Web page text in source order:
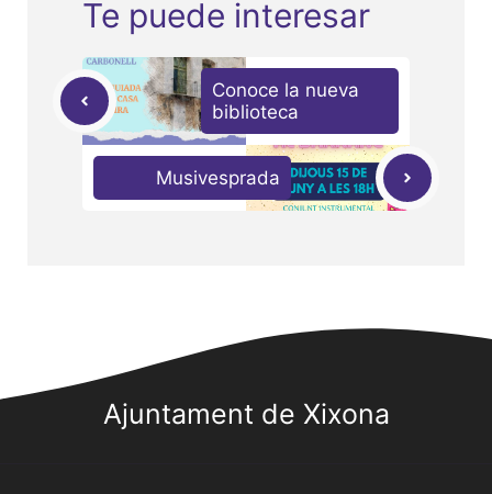
Te puede interesar
Conoce la nueva
biblioteca
Musivesprada
Ajuntament de Xixona